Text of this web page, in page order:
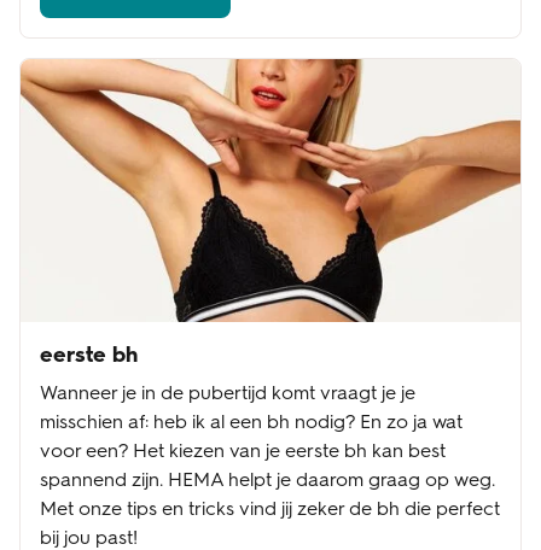
eerste bh
Wanneer je in de pubertijd komt vraagt je je
misschien af: heb ik al een bh nodig? En zo ja wat
voor een? Het kiezen van je eerste bh kan best
spannend zijn. HEMA helpt je daarom graag op weg.
Met onze tips en tricks vind jij zeker de bh die perfect
bij jou past!